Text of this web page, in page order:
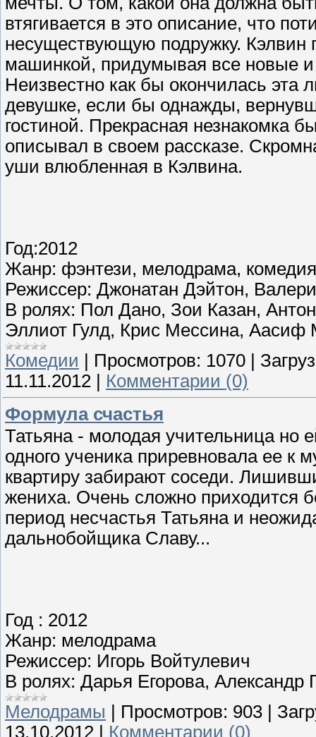
втягивается в это описание, что
несуществующую подружку. Кэлвин
машинкой, придумывая все новые
Неизвестно как бы окончилась
девушке, если бы однажды,
гостиной. Прекрасная незнакомка
описывал в своем рассказе.
уши влюбленная в Кэлвина.
Год:2012
Жанр: фэнтези, мелодрама, комедия
Режиссер: Джонатан Дэйтон,
В ролях: Пол Дано, Зои Казан,
Эллиот Гулд, Крис Мессина, Аасиф
Комедии | Просмотров: 1070 |
11.11.2012 | Комментарии (0)
Формула счастья
Татьяна - молодая учительница но
одного ученика приревновала ее к
квартиру забирают соседи.
жениха. Очень сложно приходится
период несчастья Татьяна и
дальнобойщика Славу...
Год : 2012
Жанр: мелодрама
Режиссер: Игорь Войтулевич
В ролях: Дарья Егорова,
Мелодрамы
Просмотров: 903
13.10.2012
Комментарии (0)